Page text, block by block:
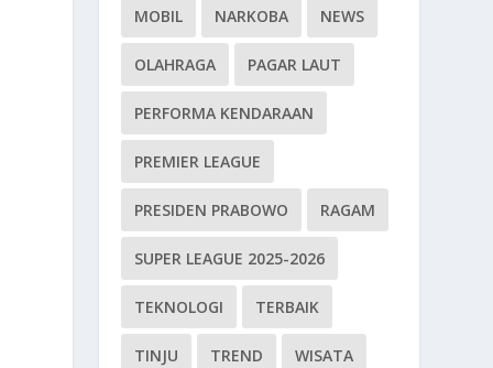
MOBIL NARKOBA NEWS
OLAHRAGA PAGAR LAUT
PERFORMA KENDARAAN
PREMIER LEAGUE
PRESIDEN PRABOWO RAGAM
SUPER LEAGUE 2025-2026
TEKNOLOGI TERBAIK
TINJU TREND WISATA